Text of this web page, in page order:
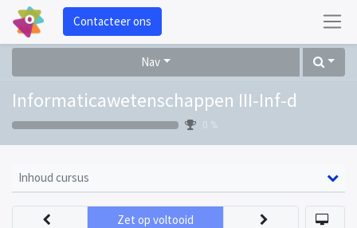
Contacteer ons
Nav
Informaticawetenschappen III-Inf-d
0 %
Inhoud cursus
Zet op voltooid